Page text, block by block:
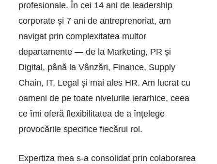
profesionale. În cei 14 ani de leadership
corporate și 7 ani de antreprenoriat, am
navigat prin complexitatea multor
departamente — de la Marketing, PR și
Digital, până la Vânzări, Finance, Supply
Chain, IT, Legal și mai ales HR. Am lucrat cu
oameni de pe toate nivelurile ierarhice, ceea
ce îmi oferă flexibilitatea de a înțelege
provocările specifice fiecărui rol.
Expertiza mea s-a consolidat prin colaborarea